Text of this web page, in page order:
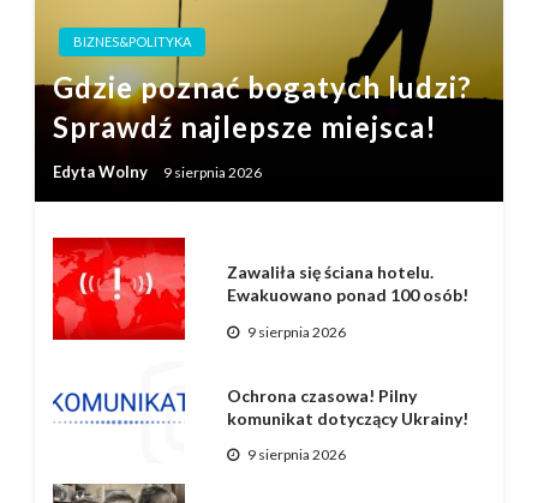
BIZNES&POLITYKA
Gdzie poznać bogatych ludzi?
Sprawdź najlepsze miejsca!
Edyta Wolny 9 sierpnia 2026
Zawaliła się ściana hotelu.
Ewakuowano ponad 100 osób!
9 sierpnia 2026
Ochrona czasowa! Pilny
komunikat dotyczący Ukrainy!
9 sierpnia 2026